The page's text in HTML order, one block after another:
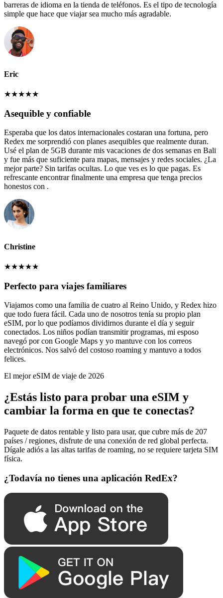
barreras de idioma en la tienda de teléfonos. Es el tipo de tecnología
simple que hace que viajar sea mucho más agradable.
Eric
★★★★★
Asequible y confiable
Esperaba que los datos internacionales costaran una fortuna, pero
Redex me sorprendió con planes asequibles que realmente duran.
Usé el plan de 5GB durante mis vacaciones de dos semanas en Bali
y fue más que suficiente para mapas, mensajes y redes sociales. ¿La
mejor parte? Sin tarifas ocultas. Lo que ves es lo que pagas. Es
refrescante encontrar finalmente una empresa que tenga precios
honestos con .
Christine
★★★★★
Perfecto para viajes familiares
Viajamos como una familia de cuatro al Reino Unido, y Redex hizo
que todo fuera fácil. Cada uno de nosotros tenía su propio plan
eSIM, por lo que podíamos dividirnos durante el día y seguir
conectados. Los niños podían transmitir programas, mi esposo
navegó por con Google Maps y yo mantuve con los correos
electrónicos. Nos salvó del costoso roaming y mantuvo a todos
felices.
El mejor eSIM de viaje de 2026
¿Estás listo para probar una eSIM y
cambiar la forma en que te conectas?
Paquete de datos rentable y listo para usar, que cubre más de 207
países / regiones, disfrute de una conexión de red global perfecta.
Dígale adiós a las altas tarifas de roaming, no se requiere tarjeta SIM
física.
¿Todavía no tienes una aplicación RedEx?